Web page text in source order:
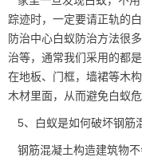
踪迹时，一定要请正轨的
防治中心白蚁防治方法很
治等，通常我们采用的都
在地板、门框，墙裙等木
木材里面，从而避免白蚁危
5、白蚁是如何破坏钢筋
钢筋混凝土构造建筑物